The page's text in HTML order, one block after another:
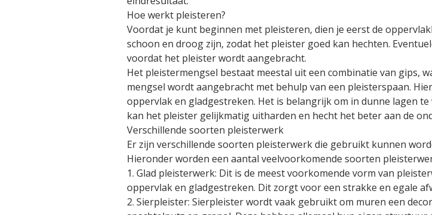
Hoe werkt pleisteren?
Voordat je kunt beginnen met pleisteren, dien je eerst de
schoon en droog zijn, zodat het pleister goed kan hechten.
voordat het pleister wordt aangebracht.
Het pleistermengsel bestaat meestal uit een combinatie van gips,
mengsel wordt aangebracht met behulp van een pleisterspaan.
oppervlak en gladgestreken. Het is belangrijk om in dunne lagen
kan het pleister gelijkmatig uitharden en hecht het beter aan de
Verschillende soorten pleisterwerk
Er zijn verschillende soorten pleisterwerk die gebruikt kunnen
Hieronder worden een aantal veelvoorkomende soorten
1. Glad pleisterwerk: Dit is de meest voorkomende vorm van
oppervlak en gladgestreken. Dit zorgt voor een strakke en egale
2. Sierpleister: Sierpleister wordt vaak gebruikt om muren een